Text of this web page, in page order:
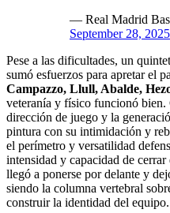
— Real Madrid
September 28, 2025
Pese a las dificultades, un
sumó esfuerzos para apretar el
Campazzo, Llull, Abalde,
veteranía y físico funcionó bien.
dirección de juego y la
pintura con su intimidación y
el perímetro y versatilidad
intensidad y capacidad de
llegó a ponerse por delante y
siendo la columna vertebral
construir la identidad del equipo.